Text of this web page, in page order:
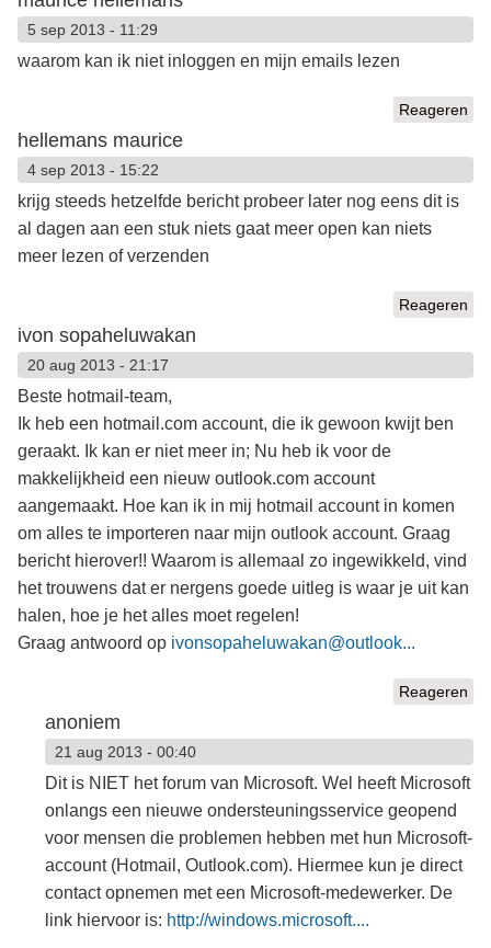
5 sep 2013 - 11:29
waarom kan ik niet inloggen en mijn emails lezen
Reageren
hellemans maurice
4 sep 2013 - 15:22
krijg steeds hetzelfde bericht probeer later nog eens dit is
al dagen aan een stuk niets gaat meer open kan niets
meer lezen of verzenden
Reageren
ivon sopaheluwakan
20 aug 2013 - 21:17
Beste hotmail-team,
Ik heb een hotmail.com account, die ik gewoon kwijt ben
geraakt. Ik kan er niet meer in; Nu heb ik voor de
makkelijkheid een nieuw outlook.com account
aangemaakt. Hoe kan ik in mij hotmail account in komen
om alles te importeren naar mijn outlook account. Graag
bericht hierover!! Waarom is allemaal zo ingewikkeld, vind
het trouwens dat er nergens goede uitleg is waar je uit kan
halen, hoe je het alles moet regelen!
Graag antwoord op ivonsopaheluwakan@outlook...
Reageren
anoniem
21 aug 2013 - 00:40
Dit is NIET het forum van Microsoft. Wel heeft Microsoft
onlangs een nieuwe ondersteuningsservice geopend
voor mensen die problemen hebben met hun Microsoft-
account (Hotmail, Outlook.com). Hiermee kun je direct
contact opnemen met een Microsoft-medewerker. De
link hiervoor is: http://windows.microsoft....